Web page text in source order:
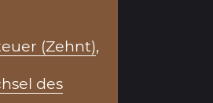
(Zehnt),
des